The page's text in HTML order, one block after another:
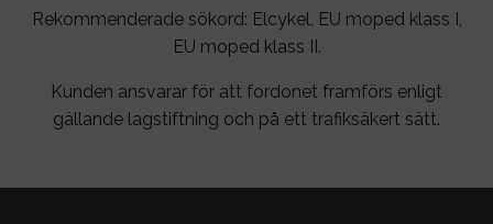
Rekommenderade sökord: Elcykel, EU moped klass I,
EU moped klass II.
Kunden ansvarar för att fordonet framförs enligt
gällande lagstiftning och på ett trafiksäkert sätt.